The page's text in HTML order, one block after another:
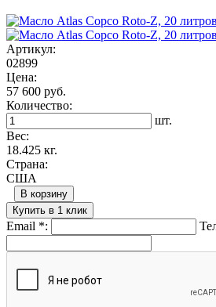
Артикул:
02899
Цена:
57 600 руб.
Количество:
шт.
Вес:
18.425 кг.
Страна:
США
В корзину
Купить в 1 клик
Email *: